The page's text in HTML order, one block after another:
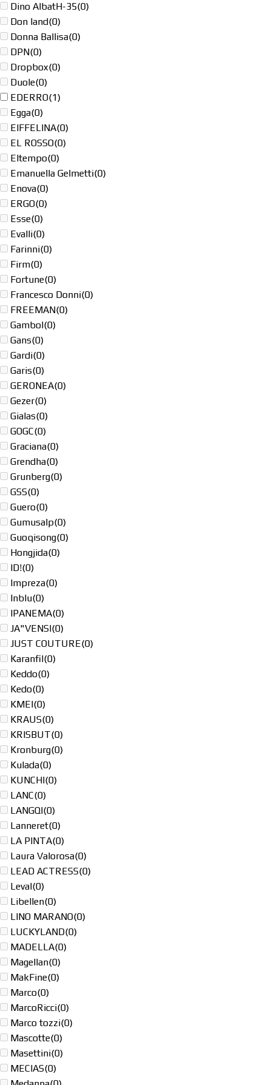
Dino AlbatH-35(0)
Don land(0)
Donna Ballisa(0)
DPN(0)
Dropbox(0)
Duole(0)
EDERRO(1)
Egga(0)
EIFFELINA(0)
EL ROSSO(0)
Eltempo(0)
Emanuella Gelmetti(0)
Enova(0)
ERGO(0)
Esse(0)
Evalli(0)
Farinni(0)
Firm(0)
Fortune(0)
Francesco Donni(0)
FREEMAN(0)
Gambol(0)
Gans(0)
Gardi(0)
Garis(0)
GERONEA(0)
Gezer(0)
Gialas(0)
GOGC(0)
Graciana(0)
Grendha(0)
Grunberg(0)
GSS(0)
Guero(0)
Gumusalp(0)
Guoqisong(0)
Hongjida(0)
ID!(0)
Impreza(0)
Inblu(0)
IPANEMA(0)
JA"VENSI(0)
JUST COUTURE(0)
Karanfil(0)
Keddo(0)
Kedo(0)
KMEI(0)
KRAUS(0)
KRISBUT(0)
Kronburg(0)
Kulada(0)
KUNCHI(0)
LANC(0)
LANGQI(0)
Lanneret(0)
LA PINTA(0)
Laura Valorosa(0)
LEAD ACTRESS(0)
Leval(0)
Libellen(0)
LINO MARANO(0)
LUCKYLAND(0)
MADELLA(0)
Magellan(0)
MakFine(0)
Marco(0)
MarcoRicci(0)
Marco tozzi(0)
Mascotte(0)
Masettini(0)
MECIAS(0)